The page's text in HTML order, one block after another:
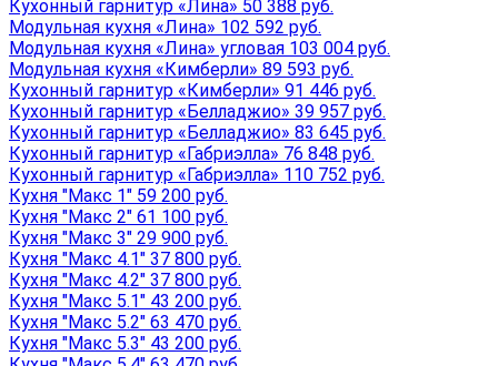
Кухонный гарнитур «Лина» 50 388 руб.
Модульная кухня «Лина» 102 592 руб.
Модульная кухня «Лина» угловая 103 004 руб.
Модульная кухня «Кимберли» 89 593 руб.
Кухонный гарнитур «Кимберли» 91 446 руб.
Кухонный гарнитур «Белладжио» 39 957 руб.
Кухонный гарнитур «Белладжио» 83 645 руб.
Кухонный гарнитур «Габриэлла» 76 848 руб.
Кухонный гарнитур «Габриэлла» 110 752 руб.
Кухня "Макс 1" 59 200 руб.
Кухня "Макс 2" 61 100 руб.
Кухня "Макс 3" 29 900 руб.
Кухня "Макс 4.1" 37 800 руб.
Кухня "Макс 4.2" 37 800 руб.
Кухня "Макс 5.1" 43 200 руб.
Кухня "Макс 5.2" 63 470 руб.
Кухня "Макс 5.3" 43 200 руб.